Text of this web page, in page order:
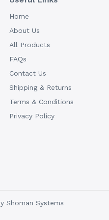
Home
About Us
All Products
FAQs
Contact Us
Shipping & Returns
Terms & Conditions
Privacy Policy
Shoman Systems